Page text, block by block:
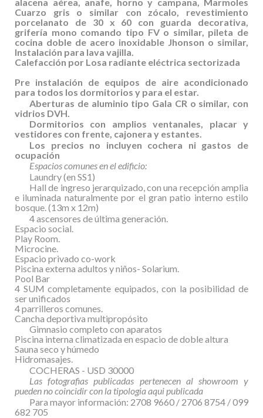
alacena aérea, anafe, horno y campana, Marmoles
Cuarzo gris o similar con zócalo, revestimiento
porcelanato de 30 x 60 con guarda decorativa,
grifería mono comando tipo FV o similar, pileta de
cocina doble de acero inoxidable Jhonson o similar,
Instalación para lava vajilla.
Calefacción por Losa radiante eléctrica sectorizada
Pre instalación de equipos de aire acondicionado
para todos los dormitorios y para el estar.
Aberturas de aluminio tipo Gala CR o similar, con
vidrios DVH.
Dormitorios con amplios ventanales, placar y
vestidores con frente, cajonera y estantes.
Los precios no incluyen cochera ni gastos de
ocupación
Espacios comunes en el edificio:
Laundry (en SS1)
Hall de ingreso jerarquizado, con una recepción amplia
e iluminada naturalmente por el gran patio interno estilo
bosque. (13m x 12m)
4 ascensores de última generación.
Espacio social.
Play Room.
Microcine.
Espacio privado co-work
Piscina externa adultos y niños- Solarium.
Pool Bar
4 SUM completamente equipados, con la posibilidad de
ser unificados
4 parrilleros comunes.
Cancha deportiva multipropósito
Gimnasio completo con aparatos
Piscina interna climatizada en espacio de doble altura
Sauna seco y húmedo
Hidromasajes.
COCHERAS - USD 30000
Las fotografias publicadas pertenecen al showroom y
pueden no coincidir con la tipologia aqui publicada
Para mayor información: 2708 9660 / 2706 8754 / 099
682 705